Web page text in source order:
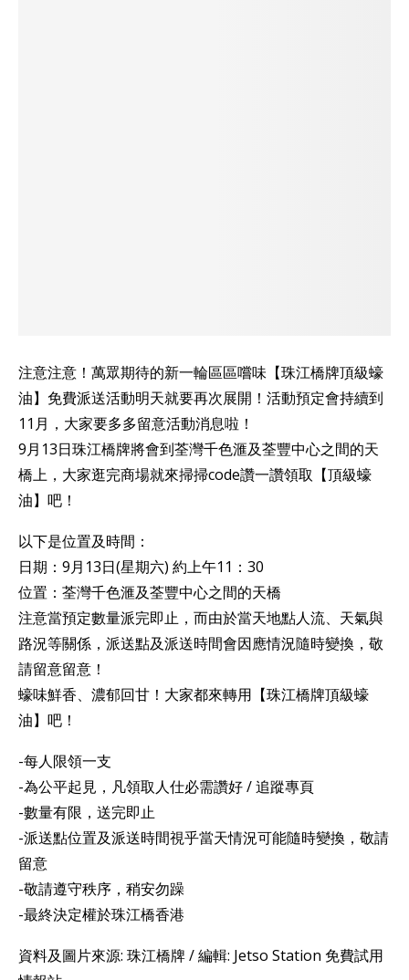
注意注意！萬眾期待的新一輪區區嚐味【珠江橋牌頂級蠔
油】免費派送活動明天就要再次展開！活動預定會持續到
11月，大家要多多留意活動消息啦！
9月13日珠江橋牌將會到荃灣千色滙及荃豐中心之間的天
橋上，大家逛完商場就來掃掃code讚一讚領取【頂級蠔
油】吧！
以下是位置及時間：
日期：9月13日(星期六) 約上午11：30
位置：荃灣千色滙及荃豐中心之間的天橋
注意當預定數量派完即止，而由於當天地點人流、天氣與
路況等關係，派送點及派送時間會因應情況隨時變換，敬
請留意留意！
蠔味鮮香、濃郁回甘！大家都來轉用【珠江橋牌頂級蠔
油】吧！
-每人限領一支
-為公平起見，凡領取人仕必需讚好 / 追蹤專頁
-數量有限，送完即止
-派送點位置及派送時間視乎當天情況可能隨時變換，敬請
留意
-敬請遵守秩序，稍安勿躁
-最終決定權於珠江橋香港
資料及圖片來源: 珠江橋牌 / 編輯: Jetso Station 免費試用